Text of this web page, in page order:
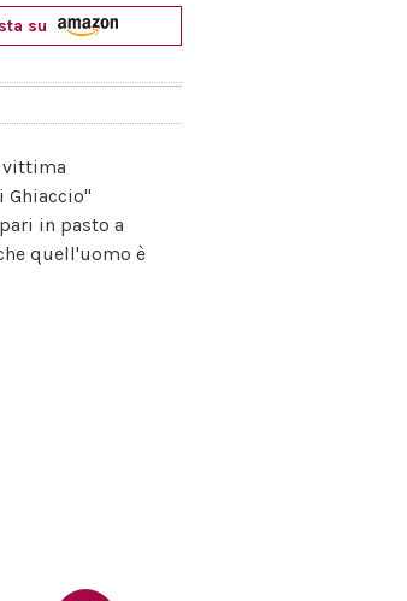
su
vittima
Ghiaccio"
in pasto a
quell'uomo è